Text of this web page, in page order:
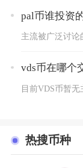
pal币谁投资
主流被广泛讨论
vds币在哪个
热搜币种